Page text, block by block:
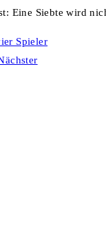
Eine Siebte wird
Spieler